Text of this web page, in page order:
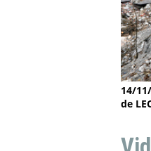
14/
de